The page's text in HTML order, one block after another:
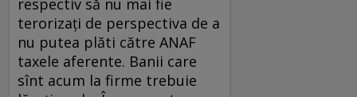
respectiv să nu mai fie
terorizați de perspectiva de a
nu putea plăti către ANAF
taxele aferente. Banii care
sînt acum la firme trebuie